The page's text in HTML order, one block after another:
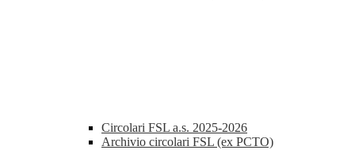
Circolari FSL a.s. 2025-2026
Archivio circolari FSL (ex PCTO)